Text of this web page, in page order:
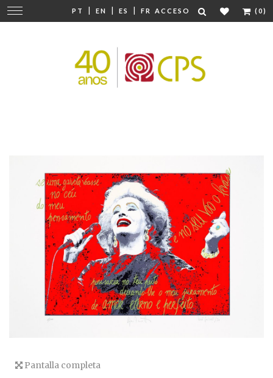
PT | EN | ES | FR ACCESO (0)
Cambiar
navegación
Pantalla completa